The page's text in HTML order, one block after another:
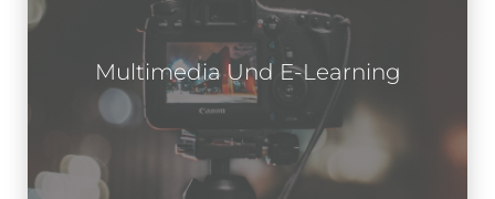
Multimedia Und E-Learning